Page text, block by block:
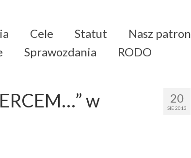
Cele Statut Nasz patron
Sprawozdania RODO
20
SIE 2013
w